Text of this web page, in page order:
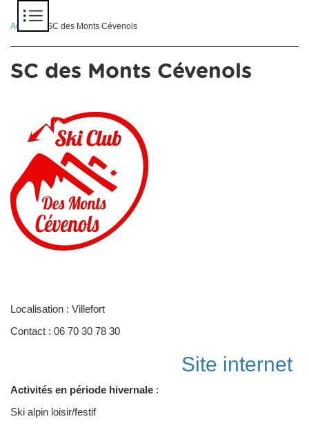
Accueil > SC des Monts Cévenols
SC des Monts Cévenols
Localisation : Villefort
Contact : 06 70 30 78 30
Site internet
Activités en période hivernale :
Ski alpin loisir/festif